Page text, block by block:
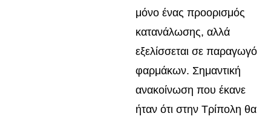
μόνο ένας προορισμός
κατανάλωσης, αλλά
εξελίσσεται σε παραγωγό
φαρμάκων. Σημαντική
ανακοίνωση που έκανε
ήταν ότι στην Τρίπολη θα